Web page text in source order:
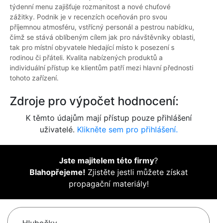
týdenní menu zajišťuje rozmanitost a nové chuťové
zážitky. Podnik je v recenzích oceňován pro svou
příjemnou atmosféru, vstřícný personál a pestrou nabídku,
čímž se stává oblíbeným cílem jak pro návštěvníky oblasti,
tak pro místní obyvatele hledající místo k posezení s
rodinou či přáteli. Kvalita nabízených produktů a
individuální přístup ke klientům patří mezi hlavní přednosti
tohoto zařízení.
Zdroje pro výpočet hodnocení:
K těmto údajům mají přístup pouze přihlášení
uživatelé. Klikněte sem pro přihlášení.
Jste majitelem této firmy?
Blahopřejeme! Zjistěte jestli můžete získat
propagační materiály!